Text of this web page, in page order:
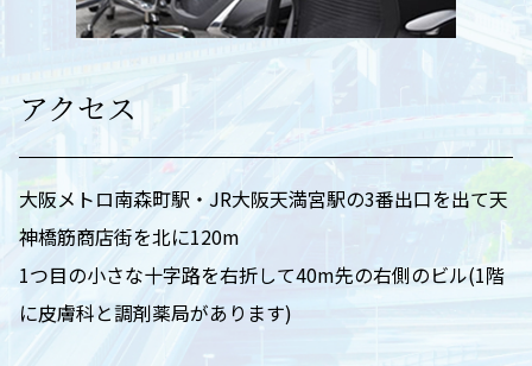
アクセス
大阪メトロ南森町駅・JR大阪天満宮駅の3番出口を出て天
神橋筋商店街を北に120m
1つ目の小さな十字路を右折して40m先の右側のビル(1階
に皮膚科と調剤薬局があります)